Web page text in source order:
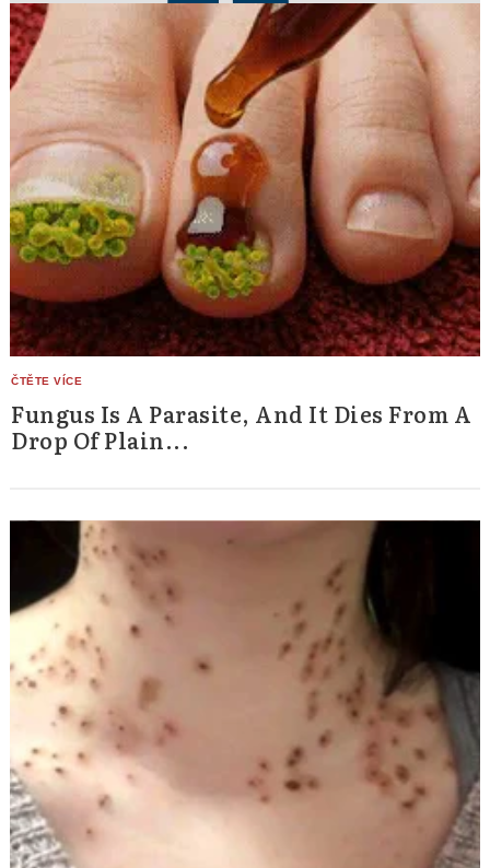
Fungus Is A Parasite, And It Dies From A
Drop Of Plain...